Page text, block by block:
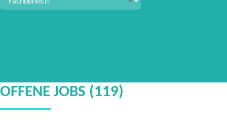
OFFENE JOBS (119)